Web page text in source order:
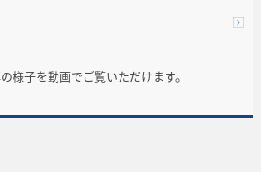
様子を動画でご覧いただけます。